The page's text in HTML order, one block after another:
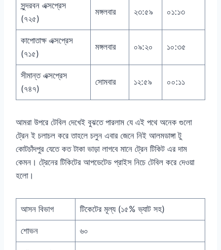
সুন্দরবন এক্সপ্রেস
(৭২৫)
মঙ্গলবার ২৩:৫৯ ০১:১৩
কাপোতাক্ষ এক্সপ্রেস
(৭১৫)
মঙ্গলবার ০৯:২০ ১০:৩৫
সীমান্ত এক্সপ্রেস
(৭৪৭)
সোমবার ১২:৫৯ ০০:১১
আমরা উপরে টেবিল দেখেই বুঝতে পারলাম যে এই পথে অনেক গুলো
ট্রেন ই চলাচল করে তাহলে চলুন এবার জেনে নিই আলমডাঙ্গা টু
কোটচাঁদপুর যেতে কত টাকা ভাড়া লাগবে মানে ট্রেন টিকিট এর দাম
কেমন। ট্রেনের টিকিটের আপডেটেড প্রাইস নিচে টেবিল করে দেওয়া
হলো।
আসন বিভাগ টিকেটের মূল্য (১৫% ভ্যাট সহ)
শোভন ৬০